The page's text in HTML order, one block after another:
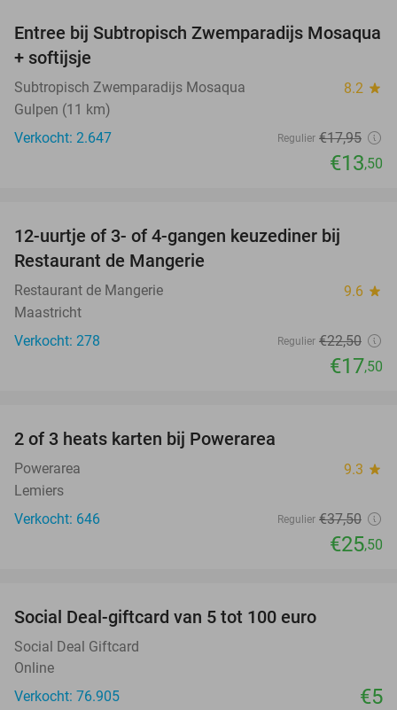
25%
Entree bij Subtropisch Zwemparadijs Mosaqua
+ softijsje
Subtropisch Zwemparadijs Mosaqua 8.2 star
Gulpen (11 km)
Verkocht: 2.647
Regulier €17,95
€13,50
12-uurtje of 3- of 4-gangen keuzediner bij
Restaurant de Mangerie
Restaurant de Mangerie 9.6 star
Maastricht
Verkocht: 278
Regulier €22,50
€17,50
2 of 3 heats karten bij Powerarea
Powerarea 9.3 star
Lemiers
Verkocht: 646
Regulier €37,50
€25,50
Social Deal-giftcard van 5 tot 100 euro
Social Deal Giftcard
Online
Verkocht: 76.905
€5